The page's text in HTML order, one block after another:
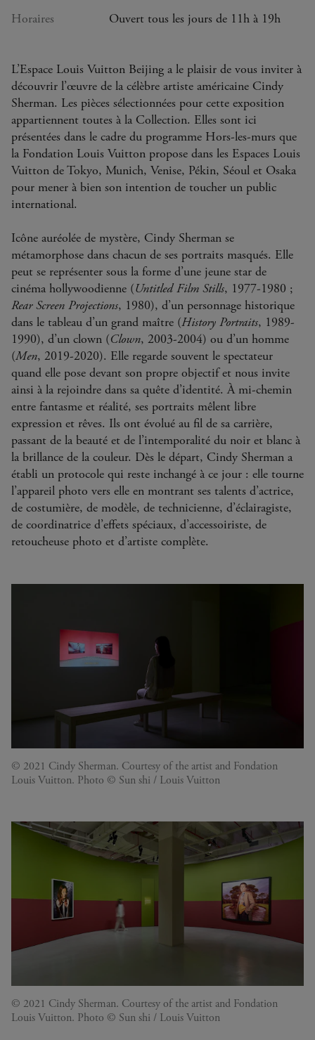
Horaires
Ouvert tous les jours de 11h à 19h
L’Espace Louis Vuitton Beijing a le plaisir de vous inviter à
découvrir l’œuvre de la célèbre artiste américaine Cindy
Sherman. Les pièces sélectionnées pour cette exposition
appartiennent toutes à la Collection. Elles sont ici
présentées dans le cadre du programme Hors-les-murs que
la Fondation Louis Vuitton propose dans les Espaces Louis
Vuitton de Tokyo, Munich, Venise, Pékin, Séoul et Osaka
pour mener à bien son intention de toucher un public
international.
Icône auréolée de mystère, Cindy Sherman se
métamorphose dans chacun de ses portraits masqués. Elle
peut se représenter sous la forme d’une jeune star de
cinéma hollywoodienne (Untitled Film Stills, 1977-1980 ;
Rear Screen Projections, 1980), d’un personnage historique
dans le tableau d’un grand maître (History Portraits, 1989-
1990), d’un clown (Clown, 2003-2004) ou d’un homme
(Men, 2019-2020). Elle regarde souvent le spectateur
quand elle pose devant son propre objectif et nous invite
ainsi à la rejoindre dans sa quête d’identité. À mi-chemin
entre fantasme et réalité, ses portraits mêlent libre
expression et rêves. Ils ont évolué au fil de sa carrière,
passant de la beauté et de l’intemporalité du noir et blanc à
la brillance de la couleur. Dès le départ, Cindy Sherman a
établi un protocole qui reste inchangé à ce jour : elle tourne
l’appareil photo vers elle en montrant ses talents d’actrice,
de costumière, de modèle, de technicienne, d’éclairagiste,
de coordinatrice d’effets spéciaux, d’accessoiriste, de
retoucheuse photo et d’artiste complète.
© 2021 Cindy Sherman. Courtesy of the artist and Fondation
Louis Vuitton. Photo © Sun shi / Louis Vuitton
© 2021 Cindy Sherman. Courtesy of the artist and Fondation
Louis Vuitton. Photo © Sun shi / Louis Vuitton